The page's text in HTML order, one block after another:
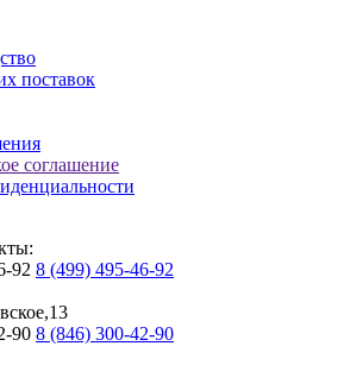
поставок
соглашение
8 (499) 495-46-92
8 (846) 300-42-90